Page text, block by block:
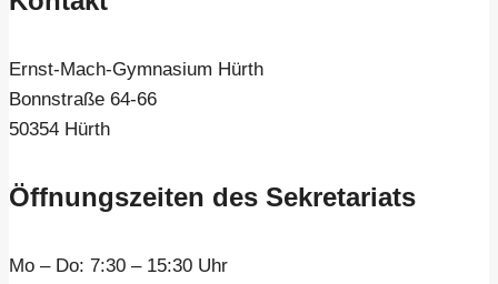
Ernst-Mach-Gymnasium Hürth
Bonnstraße 64-66
50354 Hürth
Öffnungszeiten des Sekretariats
Mo – Do: 7:30 – 15:30 Uhr